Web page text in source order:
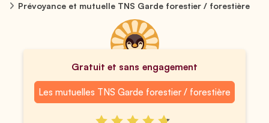
Prévoyance et mutuelle TNS Garde forestier / forestière
Gratuit et sans engagement
Les mutuelles TNS Garde forestier / forestière